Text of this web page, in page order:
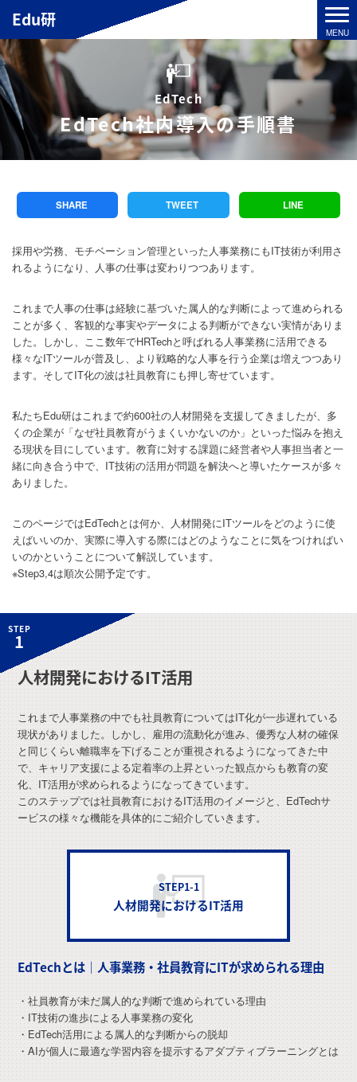
Edu研
EdTech
EdTech社内導入の手順書
SHARE TWEET LINE
採用や労務、モチベーション管理といった人事業務にもIT技術が利用さ
れるようになり、人事の仕事は変わりつつあります。
これまで人事の仕事は経験に基づいた属人的な判断によって進められる
ことが多く、客観的な事実やデータによる判断ができない実情がありま
した。しかし、ここ数年でHRTechと呼ばれる人事業務に活用できる
様々なITツールが普及し、より戦略的な人事を行う企業は増えつつあり
ます。そしてIT化の波は社員教育にも押し寄せています。
私たちEdu研はこれまで約600社の人材開発を支援してきましたが、多
くの企業が「なぜ社員教育がうまくいかないのか」といった悩みを抱え
る現状を目にしています。教育に対する課題に経営者や人事担当者と一
緒に向き合う中で、IT技術の活用が問題を解決へと導いたケースが多々
ありました。
このページではEdTechとは何か、人材開発にITツールをどのように使
えばいいのか、実際に導入する際にはどのようなことに気をつければい
いのかということについて解説しています。
※Step3,4は順次公開予定です。
STEP
1
人材開発におけるIT活用
これまで人事業務の中でも社員教育についてはIT化が一歩遅れている
現状がありました。しかし、雇用の流動化が進み、優秀な人材の確保
と同じくらい離職率を下げることが重視されるようになってきた中
で、キャリア支援による定着率の上昇といった観点からも教育の変
化、IT活用が求められるようになってきています。
このステップでは社員教育におけるIT活用のイメージと、EdTechサ
ービスの様々な機能を具体的にご紹介していきます。
STEP1-1
人材開発におけるIT活用
EdTechとは｜人事業務・社員教育にITが求められる理由
・社員教育が未だ属人的な判断で進められている理由
・IT技術の進歩による人事業務の変化
・EdTech活用による属人的な判断からの脱却
・AIが個人に最適な学習内容を提示するアダプティブラーニングとは